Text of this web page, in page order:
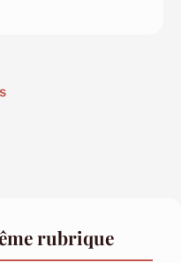
rubrique